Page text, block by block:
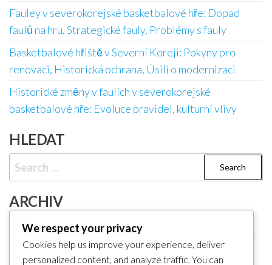
Fauley v severokorejské basketbalové hře: Dopad
faulů na hru, Strategické fauly, Problémy s fauly
Basketbalové hřiště v Severní Koreji: Pokyny pro
renovaci, Historická ochrana, Úsilí o modernizaci
Historické změny v faulích v severokorejské
basketbalové hře: Evoluce pravidel, kulturní vlivy
HLEDAT
Search
for:
ARCHIV
February 2026
January 2026
We respect your privacy
Cookies help us improve your experience, deliver
personalized content, and analyze traffic. You can